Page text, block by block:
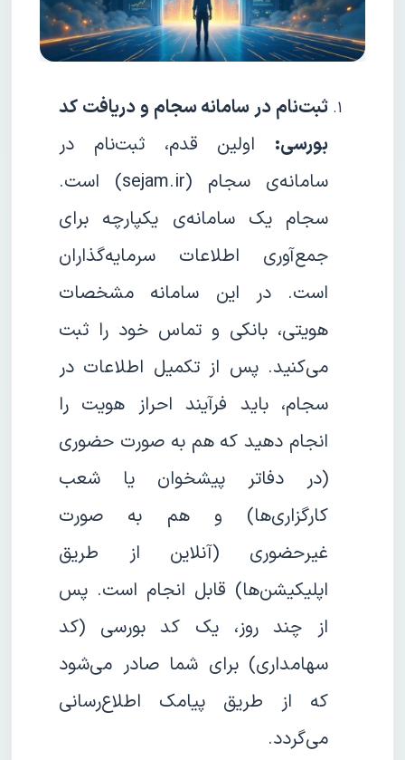
ثبت‌نام در سامانه سجام و دریافت کد
بورسی: اولین قدم، ثبت‌نام در
سامانه‌ی سجام (sejam.ir) است.
سجام یک سامانه‌ی یکپارچه برای
جمع‌آوری اطلاعات سرمایه‌گذاران
است. در این سامانه مشخصات
هویتی، بانکی و تماس خود را ثبت
می‌کنید. پس از تکمیل اطلاعات در
سجام، باید فرآیند احراز هویت را
انجام دهید که هم به صورت حضوری
(در دفاتر پیشخوان یا شعب
کارگزاری‌ها) و هم به صورت
غیرحضوری (آنلاین از طریق
اپلیکیشن‌ها) قابل انجام است. پس
از چند روز، یک کد بورسی (کد
سهامداری) برای شما صادر می‌شود
که از طریق پیامک اطلاع‌رسانی
می‌گردد.